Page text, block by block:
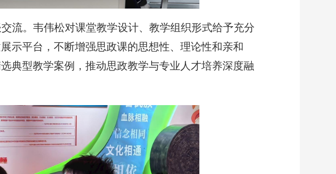
流。韦伟松对课堂教学设计、教学组织形式给予充分
示平台，不断增强思政课的思想性、理论性和亲和
典型教学案例，推动思政教学与专业人才培养深度融